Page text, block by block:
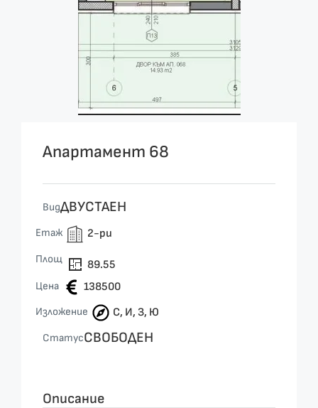
Апартамент 68
ВидДВУСТАЕН
Етаж
2-ри
Площ
89.55
Цена
138500
Изложение
С, И, З, Ю
СтатусСВОБОДЕН
Описание